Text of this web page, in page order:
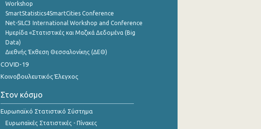
Workshop
SmartStatistics4SmartCities Conference
Net-SILC3 International Workshop and Conference
Ημερίδα «Στατιστικές και Μαζικά Δεδομένα (Big
Data)
Διεθνής Έκθεση Θεσσαλονίκης (ΔΕΘ)
COVID-19
Κοινοβουλευτικός Έλεγχος
Στον κόσμο
Ευρωπαϊκό Στατιστικό Σύστημα
Ευρωπαϊκές Στατιστικές - Πίνακες